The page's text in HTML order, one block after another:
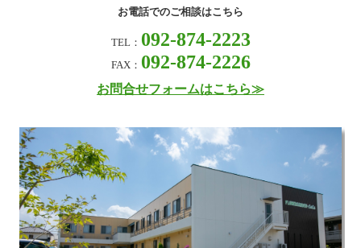
個人情報保護方針お電話でのご相談はこちら
TEL： 092-874-2223
FAX： 092-874-2226
お問合せフォームはこちら≫